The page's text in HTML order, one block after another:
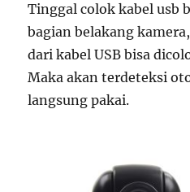
Tinggal colok kabel usb
bagian belakang
dari kabel USB bisa
Maka akan terdeteksi
langsung pakai.